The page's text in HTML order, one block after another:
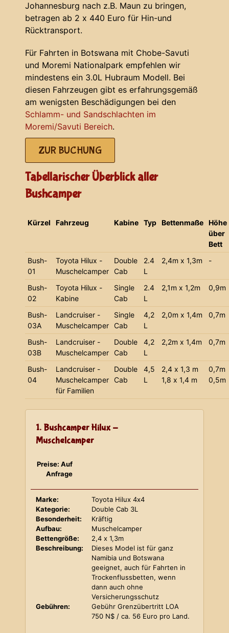
Johannesburg nach z.B. Maun zu bringen,
betragen ab 2 x 440 Euro für Hin-und
Rücktransport.
Für Fahrten in Botswana mit Chobe-Savuti
und Moremi Nationalpark empfehlen wir
mindestens ein 3.0L Hubraum Modell. Bei
diesen Fahrzeugen gibt es erfahrungsgemäß
am wenigsten Beschädigungen bei den
Schlamm- und Sandschlachten im
Moremi/Savuti Bereich.
ZUR BUCHUNG
Tabellarischer Überblick aller
Bushcamper
Kürzel Fahrzeug Kabine Typ Bettenmaße Höhe
über
Bett
Bush-
01
Toyota Hilux -
Muschelcamper
Double
Cab
2.4
L
2,4m x 1,3m -
Bush-
02
Toyota Hilux -
Kabine
Single
Cab
2.4
L
2,1m x 1,2m 0,9m
Bush-
03A
Landcruiser -
Muschelcamper
Single
Cab
4,2
L
2,0m x 1,4m 0,7m
Bush-
03B
Landcruiser -
Muschelcamper
Double
Cab
4,2
L
2,2m x 1,4m 0,7m
Bush-
04
Landcruiser -
Muschelcamper
für Familien
Double
Cab
4,5
L
2,4 x 1,3 m
1,8 x 1,4 m
0,7m
0,5m
1. Bushcamper Hilux -
Muschelcamper
Preise: Auf
Anfrage
Marke:
Toyota Hilux 4x4
Kategorie:
Double Cab 3L
Besonderheit:
Kräftig
Aufbau:
Muschelcamper
Bettengröße:
2,4 x 1,3m
Beschreibung:
Dieses Model ist für ganz
Namibia und Botswana
geeignet, auch für Fahrten in
Trockenflussbetten, wenn
dann auch ohne
Versicherungsschutz
Gebühren:
Gebühr Grenzübertritt LOA
750 N$ / ca. 56 Euro pro Land.